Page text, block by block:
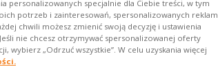
personalizowanych specjalnie dla Ciebie treści, w tym
potrzeb i zainteresowań, spersonalizowanych reklam
chwili możesz zmienić swoją decyzję i ustawienia
nie chcesz otrzymywać spersonalizowanej oferty
„Odrzuć wszystkie”. W celu uzyskania więcej